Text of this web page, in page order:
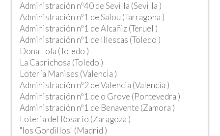
Administración nº40 de Sevilla (Sevilla )
Administración nº1 de Salou (Tarragona )
Administración nº1 de Alcañiz (Teruel )
Administración nº1 de Illescas (Toledo )
Dona Lola (Toledo )
La Caprichosa (Toledo )
Lotería Manises (Valencia )
Administración nº2 de Valencia (Valencia )
Administración nº1 de o Grove (Pontevedra )
Administración nº1 de Benavente (Zamora )
Loteria del Rosario (Zaragoza )
"los Gordillos" (Madrid )